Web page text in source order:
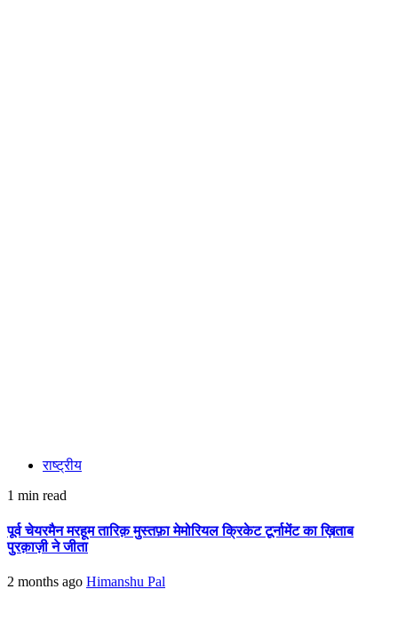
राष्ट्रीय
1 min read
पूर्व चेयरमैन मरहूम तारिक़ मुस्तफ़ा मेमोरियल क्रिकेट टूर्नामेंट का ख़िताब
पुरक़ाज़ी ने जीता
2 months ago Himanshu Pal